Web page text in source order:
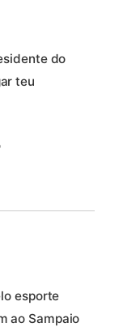
do
teu
esporte
ao Sampaio